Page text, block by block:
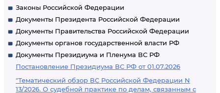
Законы Российской Федерации
Документы Президента Российской Федерации
Документы Правительства Российской Федерации
Документы органов государственной власти РФ
Документы Президиума и Пленума ВС РФ
Постановление Президиума ВС РФ от 01.07.2026
"Тематический обзор ВС Российской Федерации N
13/2026. О судебной практике по делам, связанным с